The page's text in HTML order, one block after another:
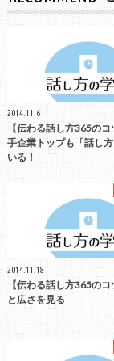
2014.11.6
【伝わる話し方365の
手企業トップも「話し
いる！
2014.11.18
【伝わる話し方365の
と広さを見る